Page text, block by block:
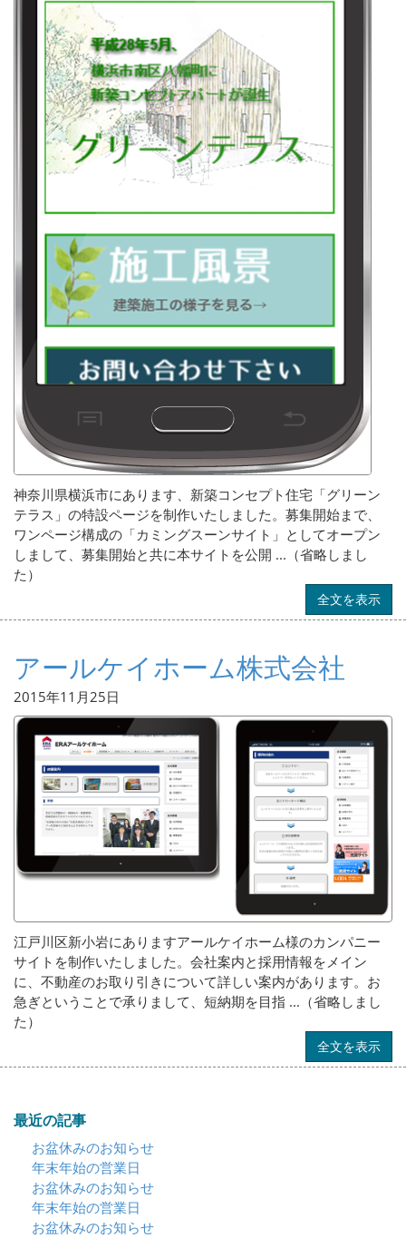
神奈川県横浜市にあります、新築コンセプト住宅「グリーン
テラス」の特設ページを制作いたしました。募集開始まで、
ワンページ構成の「カミングスーンサイト」としてオープン
しまして、募集開始と共に本サイトを公開 ...（省略しまし
た）
全文を表示
アールケイホーム株式会社
2015年11月25日
江戸川区新小岩にありますアールケイホーム様のカンパニー
サイトを制作いたしました。会社案内と採用情報をメイン
に、不動産のお取り引きについて詳しい案内があります。お
急ぎということで承りまして、短納期を目指 ...（省略しまし
た）
全文を表示
最近の記事
お盆休みのお知らせ
年末年始の営業日
お盆休みのお知らせ
年末年始の営業日
お盆休みのお知らせ